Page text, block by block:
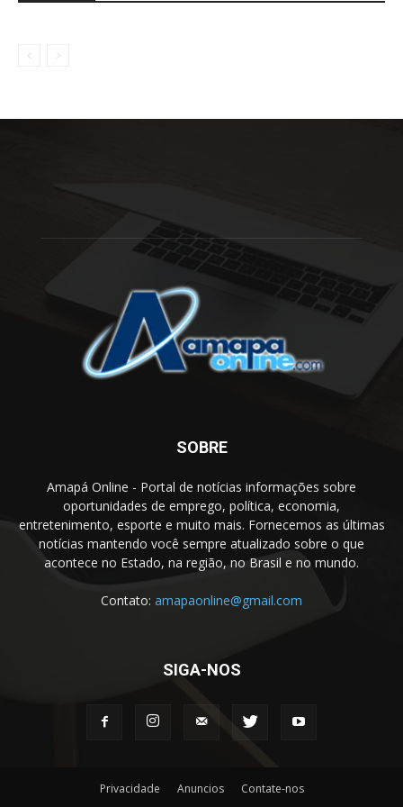
SOBRE
Amapá Online - Portal de notícias informações sobre
oportunidades de emprego, política, economia,
entretenimento, esporte e muito mais. Fornecemos as últimas
notícias mantendo você sempre atualizado sobre o que
acontece no Estado, na região, no Brasil e no mundo.
Contato: amapaonline@gmail.com
SIGA-NOS
Privacidade Anuncios Contate-nos